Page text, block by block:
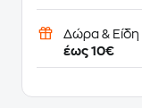
Δώρα &
έως 10€